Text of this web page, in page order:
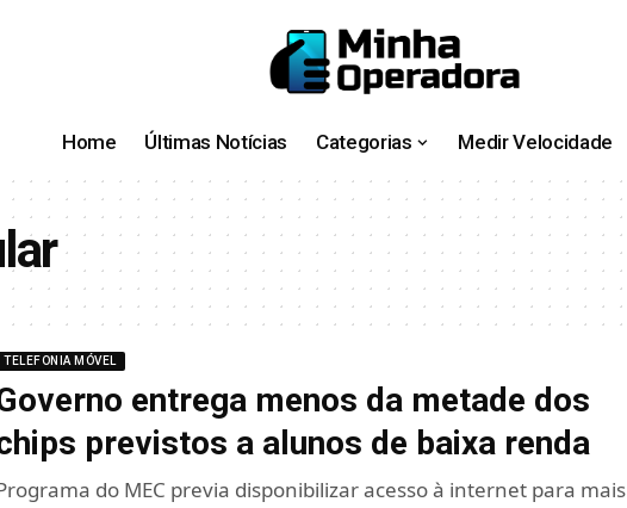
Home Últimas Notícias Categorias Medir Velocidade
TELEFONIA MÓVEL
entrega menos da metade dos
previstos a alunos de baixa renda
do MEC previa disponibilizar acesso à internet para mais